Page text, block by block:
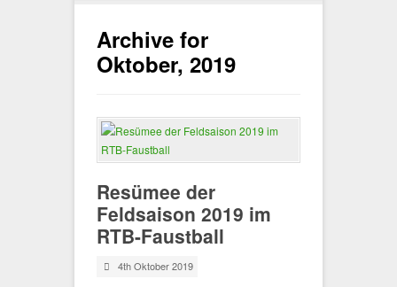
Archive for
Oktober, 2019
Resümee der
Feldsaison 2019 im
RTB-Faustball
4th Oktober 2019